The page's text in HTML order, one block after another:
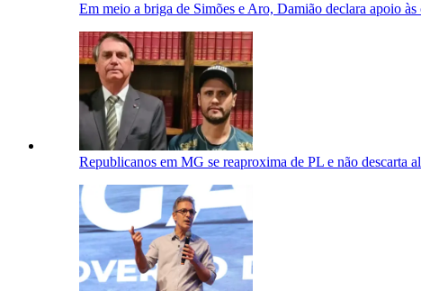
Em meio a briga de Simões e Aro, Damião declara apoio às
Republicanos em MG se reaproxima de PL e não descarta